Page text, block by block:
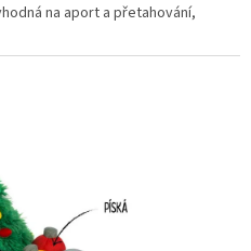
na aport a přetahování,